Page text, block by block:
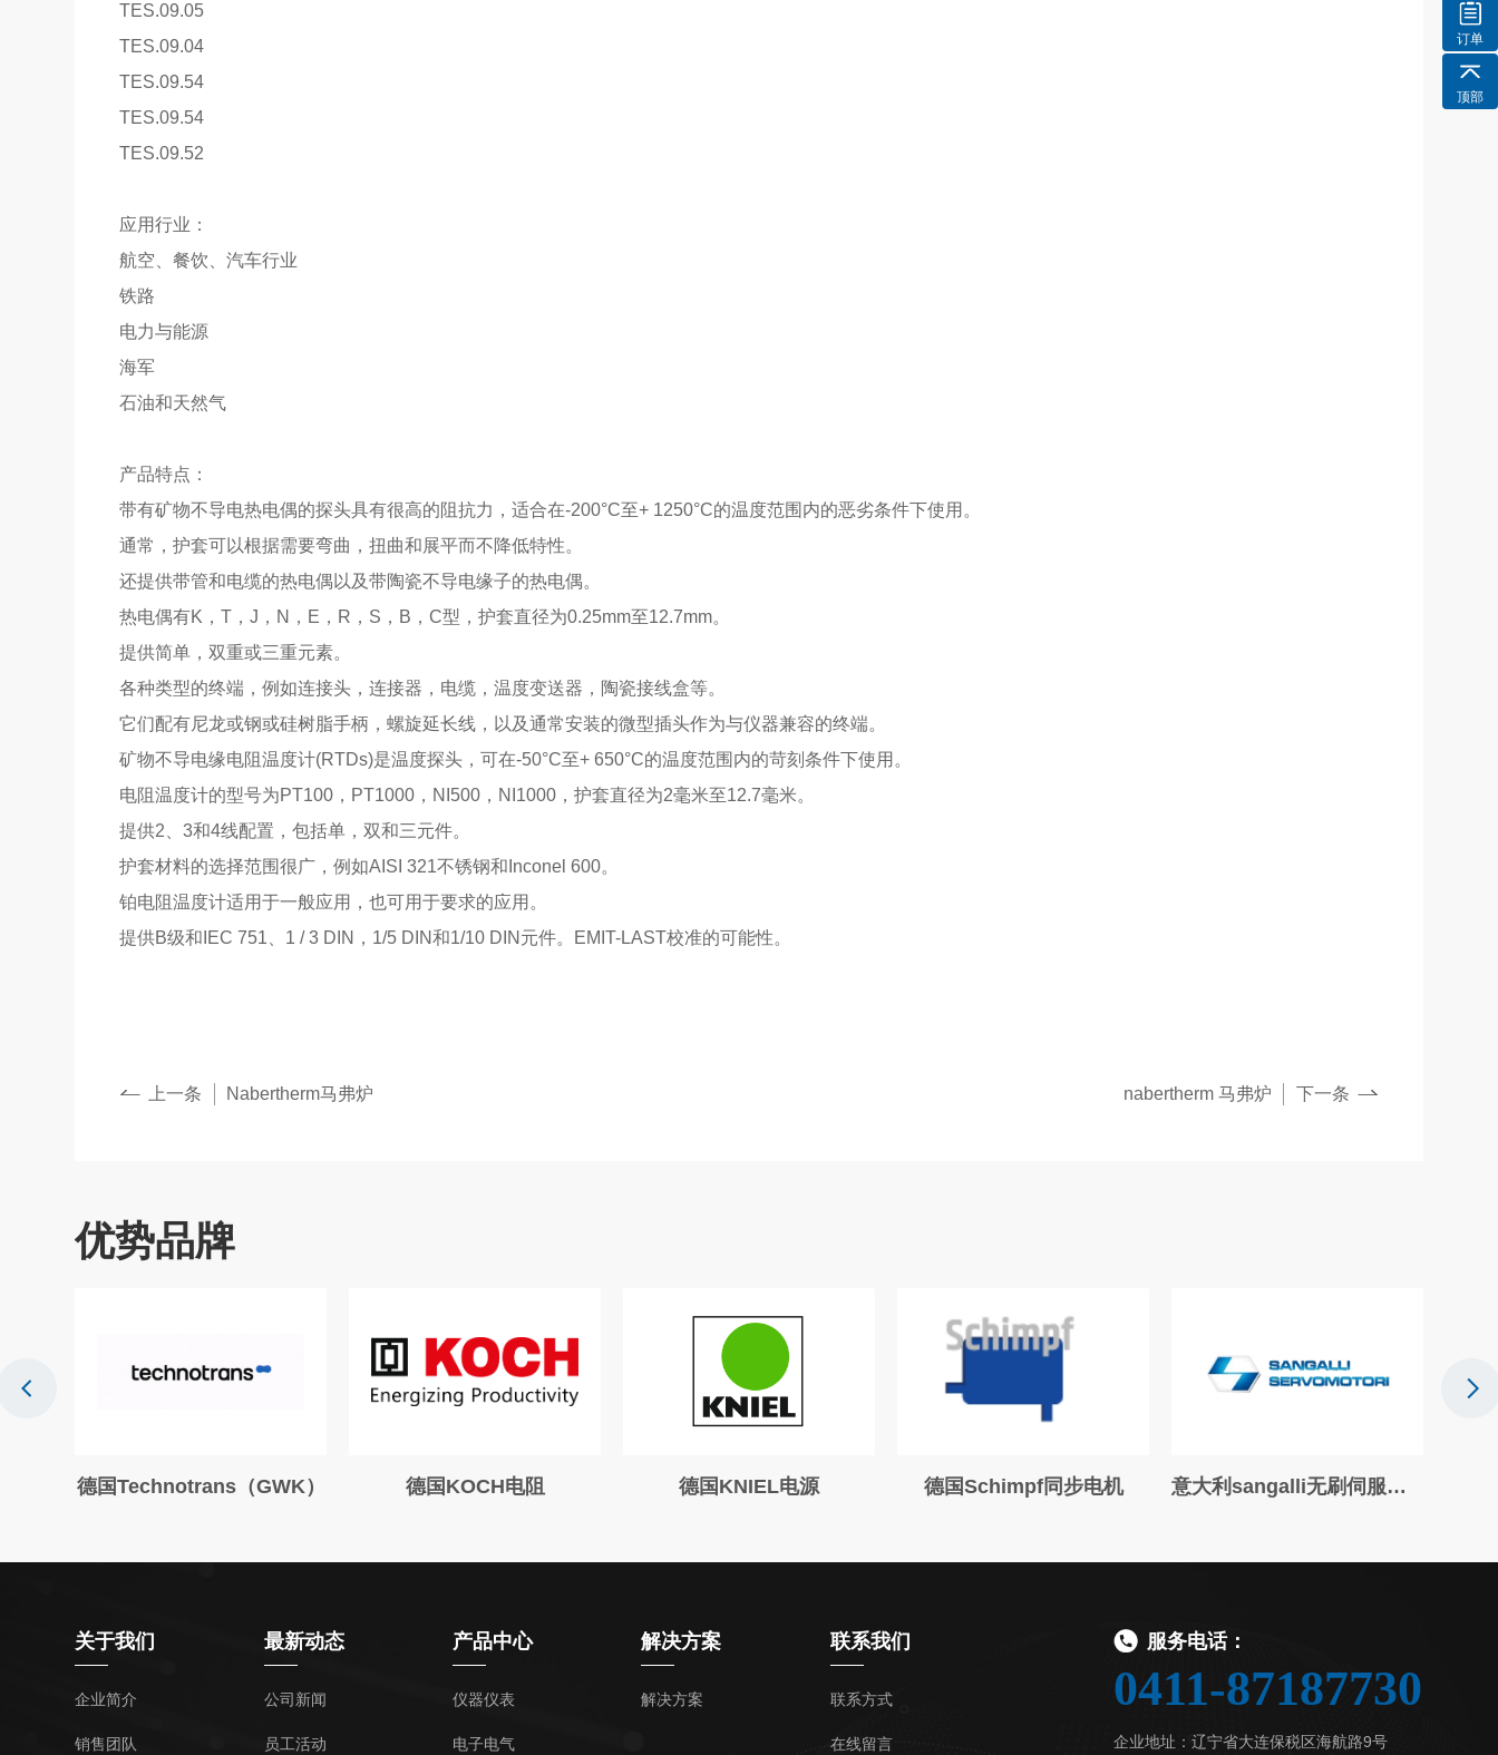
TES.09.05
TES.09.04
TES.09.54
TES.09.54
TES.09.52
应用行业：
航空、餐饮、汽车行业
铁路
电力与能源
海军
石油和天然气
产品特点：
带有矿物不导电热电偶的探头具有很高的阻抗力，适合在-200°C至+ 1250°C的温度范围内的恶劣条件下使用。
通常，护套可以根据需要弯曲，扭曲和展平而不降低特性。
还提供带管和电缆的热电偶以及带陶瓷不导电缘子的热电偶。
热电偶有K，T，J，N，E，R，S，B，C型，护套直径为0.25mm至12.7mm。
提供简单，双重或三重元素。
各种类型的终端，例如连接头，连接器，电缆，温度变送器，陶瓷接线盒等。
它们配有尼龙或钢或硅树脂手柄，螺旋延长线，以及通常安装的微型插头作为与仪器兼容的终端。
矿物不导电缘电阻温度计(RTDs)是温度探头，可在-50°C至+ 650°C的温度范围内的苛刻条件下使用。
电阻温度计的型号为PT100，PT1000，NI500，NI1000，护套直径为2毫米至12.7毫米。
提供2、3和4线配置，包括单，双和三元件。
护套材料的选择范围很广，例如AISI 321不锈钢和Inconel 600。
铂电阻温度计适用于一般应用，也可用于要求的应用。
提供B级和IEC 751、1 / 3 DIN，1/5 DIN和1/10 DIN元件。EMIT-LAST校准的可能性。
上一条 Nabertherm马弗炉 下一条
nabertherm 马弗炉
优势品牌
Technotrans（GWK） 德国KOCH电阻 德国KNIEL电源 德国Schimpf同步电机 意大利sangalli无刷伺服电机 德国
关于我们
企业简介
销售团队
最新动态
公司新闻
员工活动
产品中心
仪器仪表
电子电气
解决方案
解决方案
联系我们
联系方式
在线留言
服务电话：
0411-87187730
企业地址：辽宁省大连保税区海航路9号
订单
顶部